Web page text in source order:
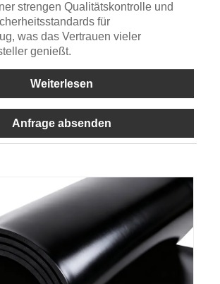
strengen Qualitätskontrolle und
für
was das Vertrauen vieler
genießt.
Weiterlesen
Anfrage absenden